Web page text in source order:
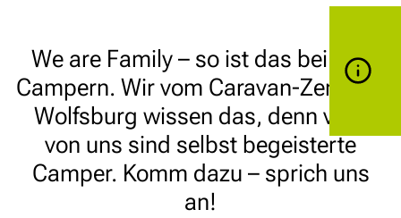
We are Family – so ist das bei uns
Campern. Wir vom Caravan-Zentrum
Wolfsburg wissen das, denn viele
von uns sind selbst begeisterte
Camper. Komm dazu – sprich uns
an!